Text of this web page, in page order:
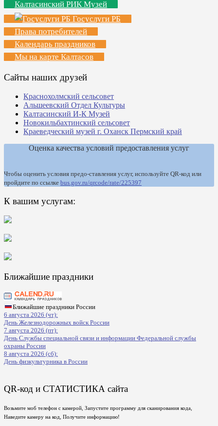
Калтасинский РИК Музей
Госуслуги РБ
Права потребителей
Календарь праздников
Мы на карте Калтасов
Сайты наших друзей
Краснохолмский сельсовет
Альшеевский Отдел Культуры
Калтасинский И-К Музей
Новокильбахтинский сельсовет
Краеведческий музей г. Оханск Пермский край
Оценка качества условий предоставления услуг
Чтобы оценить условия предо-ставления услуг, используйте QR-код или
пройдите по ссылке bus.gov.ru/qrcode/rate/225397
К вашим услугам:
Ближайшие праздники
Ближайшие праздники России
6 августа 2026 (чт):
День Железнодорожных войск России
7 августа 2026 (пт):
День Службы специальной связи и информации Федеральной службы
охраны России
8 августа 2026 (сб):
День физкультурника в России
QR-код и СТАТИСТИКА сайта
Возьмите моб телефон с камерой, Запустите программу для сканирования кода,
Наведите камеру на код, Получите информацию!